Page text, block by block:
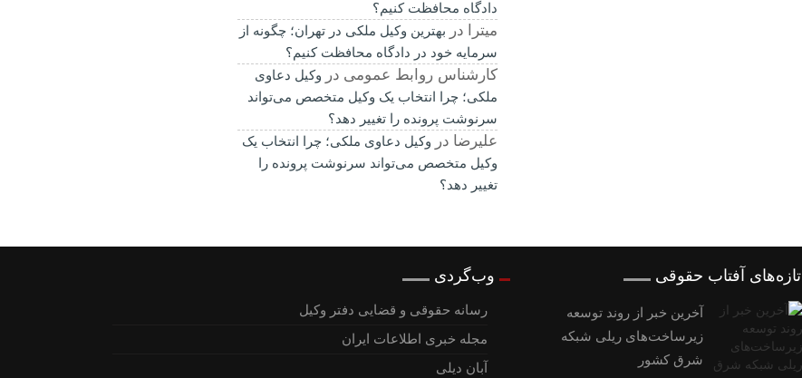
دادگاه محافظت کنیم؟
میترا در
بهترین وکیل ملکی در تهران؛ چگونه از
سرمایه خود در دادگاه محافظت کنیم؟
کارشناس روابط عمومی در
وکیل دعاوی
ملکی؛ چرا انتخاب یک وکیل متخصص می‌تواند
سرنوشت پرونده را تغییر دهد؟
علیرضا در
وکیل دعاوی ملکی؛ چرا انتخاب یک
وکیل متخصص می‌تواند سرنوشت پرونده را
تغییر دهد؟
تازه‌های آفتاب حقوقی
آخرین خبر از روند توسعه
زیرساخت‌های ریلی شبکه
شرق کشور
وب‌گردی
رسانه حقوقی و قضایی دفتر وکیل
مجله خبری اطلاعات ایران
آبان دیلی